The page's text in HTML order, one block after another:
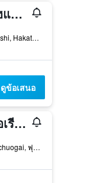
แกรนด์ ไฮแอท ฟุกุโอกะ
1- 2- 82 Sumiyoshi, Hakata- Ku, ฟุกุโอกะ, ญี่ปุ่น
ดูข้อเสนอ
โรงแรมโอเรียนตัล ฟูกูโอกะ สถานีฮากาตะ
4-23 Hakataekichuogai, ฟุกุโอกะ, ญี่ปุ่น